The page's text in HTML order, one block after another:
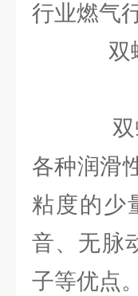
行业燃气
双螺
双螺杆
各种润滑
粘度的少
音、无脉
子等优点。